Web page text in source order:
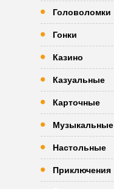
Головоломки
Гонки
Казино
Казуальные
Карточные
Музыкальные
Настольные
Приключения